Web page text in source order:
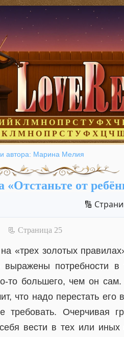
Й К Л М Н О П Р С Т У Ф Х Ч
К Л М Н О П Р С Т У Ф Х Ц Ч
автора: Марина Мелия
от
🔢
📃 Cтраница 25
«трех золотых
выражены потребности
то большего, чем он
что надо перестать его
требовать. Очерчивая
вести в тех или